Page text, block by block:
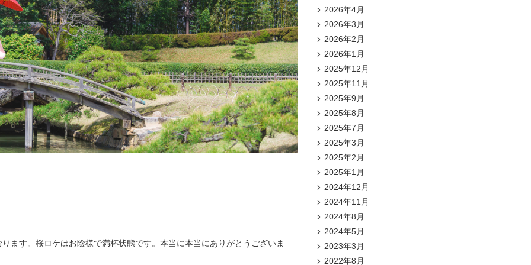
ます。桜ロケはお陰様で満杯状態です。本当に本当にありがとうございま
2026年4月
2026年3月
2026年2月
2026年1月
2025年12月
2025年11月
2025年9月
2025年8月
2025年7月
2025年3月
2025年2月
2025年1月
2024年12月
2024年11月
2024年8月
2024年5月
2023年3月
2022年8月